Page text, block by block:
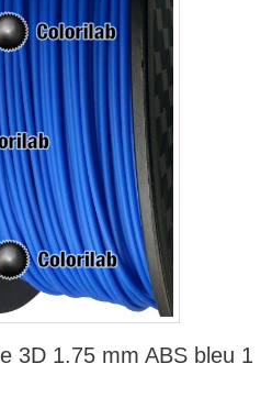
3D 1.75 mm ABS bleu 1